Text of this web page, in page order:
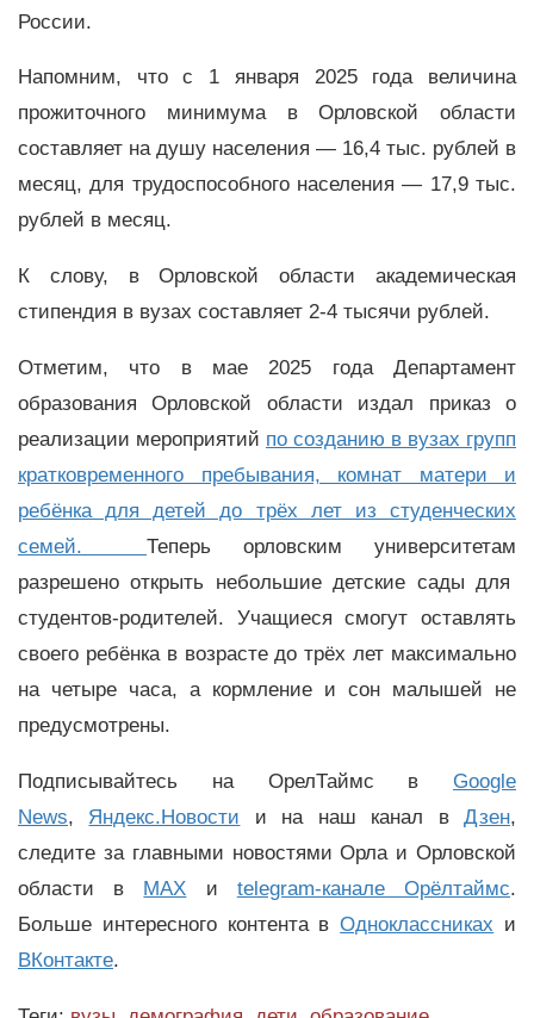
России.
Напомним, что с 1 января 2025 года величина
прожиточного минимума в Орловской области
составляет на душу населения — 16,4 тыс. рублей в
месяц, для трудоспособного населения — 17,9 тыс.
рублей в месяц.
К слову, в Орловской области академическая
стипендия в вузах составляет 2-4 тысячи рублей.
Отметим, что в мае 2025 года Департамент
образования Орловской области издал приказ о
реализации мероприятий по созданию в вузах групп
кратковременного пребывания, комнат матери и
ребёнка для детей до трёх лет из студенческих
семей. Теперь орловским университетам
разрешено открыть небольшие детские сады для
студентов-родителей. Учащиеся смогут оставлять
своего ребёнка в возрасте до трёх лет максимально
на четыре часа, а кормление и сон малышей не
предусмотрены.
Подписывайтесь на ОрелТаймс в Google
News, Яндекс.Новости и на наш канал вДзен,
следите за главными новостями Орла и Орловской
области в MAX и telegram-канале Орёлтаймс.
Больше интересного контента вОдноклассниках и
ВКонтакте.